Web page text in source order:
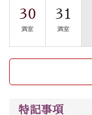
む貸切温泉風呂
トな空間をお愉
■諏訪大社4社を
豊富な知識を持
案内します。事
30
満室
31
満室
特記事項